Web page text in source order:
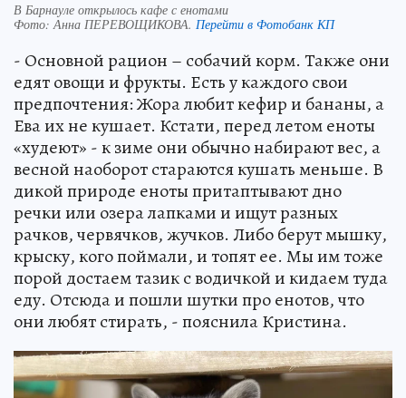
В Барнауле открылось кафе с енотами
Фото:Анна ПЕРЕВОЩИКОВА. Перейти в Фотобанк КП
- Основной рацион – собачий корм. Также они
едят овощи и фрукты. Есть у каждого свои
предпочтения: Жора любит кефир и бананы, а
Ева их не кушает. Кстати, перед летом еноты
«худеют» - к зиме они обычно набирают вес, а
весной наоборот стараются кушать меньше. В
дикой природе еноты притаптывают дно
речки или озера лапками и ищут разных
рачков, червячков, жучков. Либо берут мышку,
крыску, кого поймали, и топят ее. Мы им тоже
порой достаем тазик с водичкой и кидаем туда
еду. Отсюда и пошли шутки про енотов, что
они любят стирать, - пояснила Кристина.